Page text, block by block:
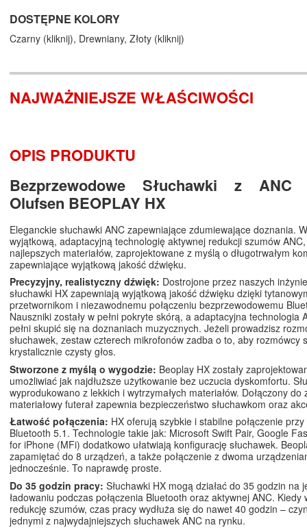
DOSTĘPNE KOLORY
Czarny (kliknij), Drewniany, Złoty (kliknij)
NAJWAŻNIEJSZE WŁAŚCIWOŚCI
OPIS PRODUKTU
Bezprzewodowe Słuchawki z
Olufsen BEOPLAY HX
Eleganckie słuchawki ANC zapewniające zdumiewające doznania.
wyjątkową, adaptacyjną technologię aktywnej redukcji szumów
najlepszych materiałów, zaprojektowane z myślą o długotrwałym
zapewniające wyjątkową jakość dźwięku.
Precyzyjny, realistyczny dźwięk: Dostrojone przez naszych
słuchawki HX zapewniają wyjątkową jakość dźwięku dzięki
przetwornikom i niezawodnemu połączeniu bezprzewodowemu
Nauszniki zostały w pełni pokryte skórą, a adaptacyjna technologia
pełni skupić się na doznaniach muzycznych. Jeżeli prowadzisz
słuchawek, zestaw czterech mikrofonów zadba o to, aby rozmówcy
krystalicznie czysty głos.
Stworzone z myślą o wygodzie: Beoplay HX zostały
umożliwiać jak najdłuższe użytkowanie bez uczucia dyskomfortu.
wyprodukowano z lekkich i wytrzymałych materiałów. Dołączony do
materiałowy futerał zapewnia bezpieczeństwo słuchawkom oraz
Łatwość połączenia: HX oferują szybkie i stabilne połączenie
Bluetooth 5.1. Technologie takie jak: Microsoft Swift Pair, Google
for iPhone (MFi) dodatkowo ułatwiają konfigurację słuchawek.
zapamiętać do 8 urządzeń, a także połączenie z dwoma
jednocześnie. To naprawdę proste.
Do 35 godzin pracy: Słuchawki HX mogą działać do 35 godzin na
ładowaniu podczas połączenia Bluetooth oraz aktywnej ANC. Kiedy
redukcję szumów, czas pracy wydłuża się do nawet 40 godzin –
jednymi z najwydajniejszych słuchawek ANC na rynku.